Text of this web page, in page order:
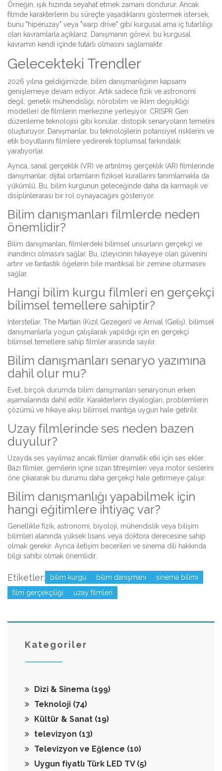
Örneğin, ışık hızında seyahat etmek zamanı dondurur. Ancak
filmde karakterlerin bu süreçte yaşadıklarını göstermek istersek,
bunu "hiperuzay" veya "warp drive" gibi kurgusal ama iç tutarlılığı
olan kavramlarla açıklarız. Danışmanın görevi, bu kurgusal
kavramın kendi içinde tutarlı olmasını sağlamaktır.
Gelecekteki Trendler
2026 yılına geldiğimizde, bilim danışmanlığının kapsamı
genişlemeye devam ediyor. Artık sadece fizik ve astronomi
değil; genetik mühendisliği, nörobilim ve iklim değişikliği
modelleri de filmlerin merkezine yerleşiyor. CRISPR Gen
düzenleme teknolojisi gibi konular, distopik senaryoların temelini
oluşturuyor. Danışmanlar, bu teknolojilerin potansiyel risklerini ve
etik boyutlarını filmlere yedirerek toplumsal farkındalık
yaratıyorlar.
Ayrıca, sanal gerçeklik (VR) ve artırılmış gerçeklik (AR) filmlerinde
danışmanlar, dijital ortamların fiziksel kurallarını tanımlamakla da
yükümlü. Bu, bilim kurgunun geleceğinde daha da karmaşık ve
disiplinlerarası bir rol oynayacağını gösteriyor.
Bilim danışmanları filmlerde neden
önemlidir?
Bilim danışmanları, filmlerdeki bilimsel unsurların gerçekçi ve
inandırıcı olmasını sağlar. Bu, izleyicinin hikayeye olan güvenini
artırır ve fantastik öğelerin bile mantıksal bir zemine oturmasını
sağlar.
Hangi bilim kurgu filmleri en gerçekçi
bilimsel temellere sahiptir?
Interstellar, The Martian (Kızıl Gezegen) ve Arrival (Geliş), bilimsel
danışmanlarla yoğun çalışılarak yapıldığı için en gerçekçi
bilimsel temellere sahip filmler arasında sayılır.
Bilim danışmanları senaryo yazımına
dahil olur mu?
Evet, birçok durumda bilim danışmanları senaryonun erken
aşamalarında dahil edilir. Karakterlerin diyalogları, problemlerin
çözümü ve hikaye akışı bilimsel mantığa uygun hale getirilir.
Uzay filmlerinde ses neden bazen
duyulur?
Uzayda ses yayılmaz ancak filmler dramatik etki için ses ekler.
Bazı filmler, gemilerin içine sızan titreşimleri veya motor seslerini
öne çıkararak bu durumu daha gerçekçi hale getirmeye çalışır.
Bilim danışmanlığı yapabilmek için
hangi eğitimlere ihtiyaç var?
Genellikle fizik, astronomi, biyoloji, mühendislik veya bilişim
bilimleri alanında yüksek lisans veya doktora derecesine sahip
olmak gerekir. Ayrıca iletişim becerileri ve sinema dili hakkında
bilgi sahibi olmak önemlidir.
Etiketler: bilim kurgu bilim danışmanı
sinema bilimi
film gerçekçiliği
uzay filmleri
Kategoriler
Dizi & Sinema (199)
Teknoloji (74)
Kültür & Sanat (19)
televizyon (13)
Televizyon ve Eğlence (10)
Uygun fiyatlı Türk LED TV (5)